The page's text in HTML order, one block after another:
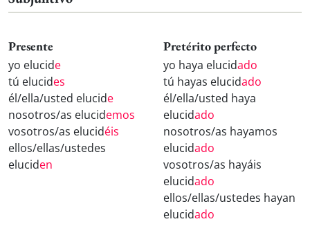
Presente
yo elucide
tú elucides
él/ella/usted elucide
nosotros/as elucidemos
vosotros/as elucidéis
ellos/ellas/ustedes
eluciden
Pretérito perfecto
yo haya elucidado
tú hayas elucidado
él/ella/usted haya
elucidado
nosotros/as hayamos
elucidado
vosotros/as hayáis
elucidado
ellos/ellas/ustedes hayan
elucidado